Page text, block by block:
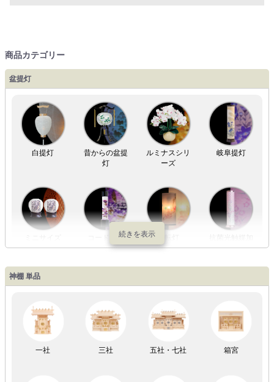
商品カテゴリー
盆提灯
白提灯
昔からの盆提
灯
ルミナスシリ
ーズ
岐阜提灯
コードレス
工
LED灯 七色LED灯 和紙・絹製 木・竹製
神棚 単品
一社 三社 五社・七社 箱宮